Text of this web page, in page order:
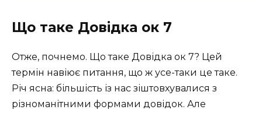
Що таке Довідка ок 7
Отже, почнемо. Що таке Довідка ок 7? Цей
термін навіює питання, що ж усе-таки це таке.
Річ ясна: більшість із нас зіштовхувалися з
різноманітними формами довідок. Але